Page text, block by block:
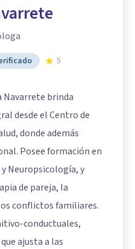
5
Navarrete brinda
desde el Centro de
donde además
Posee formación en
Neuropsicología, y
de pareja, la
conflictos familiares.
conductuales,
ajusta a las